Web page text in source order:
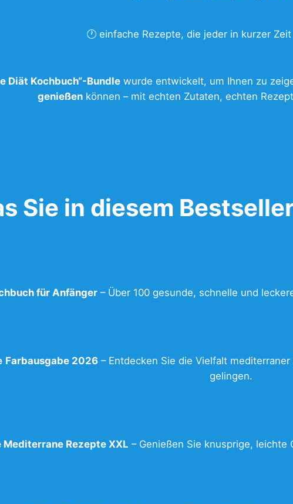
🕐 einfache Rezepte, die jeder in kurzer
Diät Kochbuch“-Bundle wurde entwickelt, um Ihnen zu
genießenkönnen – mit echten Zutaten, echten
Sie in diesem
für Anfänger– Über 100 gesunde, schnelle und
Farbausgabe 2026– Entdecken Sie die Vielfalt
gelingen.
Rezepte XXL – Genießen Sie knusprige,